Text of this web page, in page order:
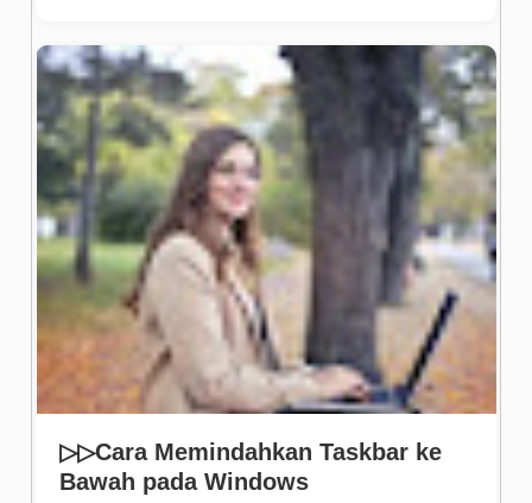
▷▷Cara Memindahkan Taskbar ke
Bawah pada Windows